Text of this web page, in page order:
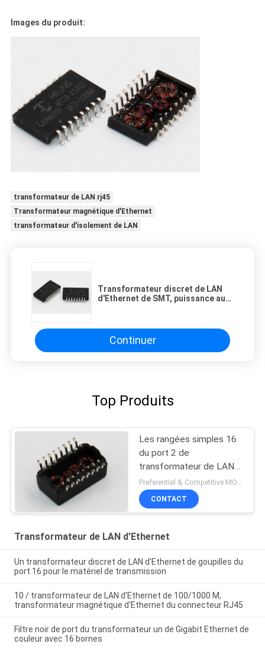
Images du produit:
transformateur de LAN rj45
Transformateur magnétique d'Ethernet
transformateur d'isolement de LAN
Transformateur discret de LAN
d'Ethernet de SMT, puissance au-
Continuer
Top Produits
Les rangées simples 16
du port 2 de
transformateur de LAN
du Magnetics RJ45 de
carte PCB soudant paye
Preferential & Competitive MOQ:2000
CONTACT
Transformateur de LAN d'Ethernet
Un transformateur discret de LAN d'Ethernet de goupilles du
port 16 pour le matériel de transmission
10 / transformateur de LAN d'Ethernet de 100/1000 M,
transformateur magnétique d'Ethernet du connecteur RJ45
Filtre noir de port du transformateur un de Gigabit Ethernet de
couleur avec 16 bornes